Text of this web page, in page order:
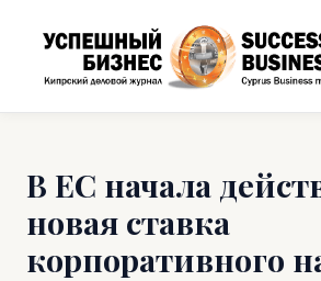
В ЕС начала
новая ставка
корпоративного